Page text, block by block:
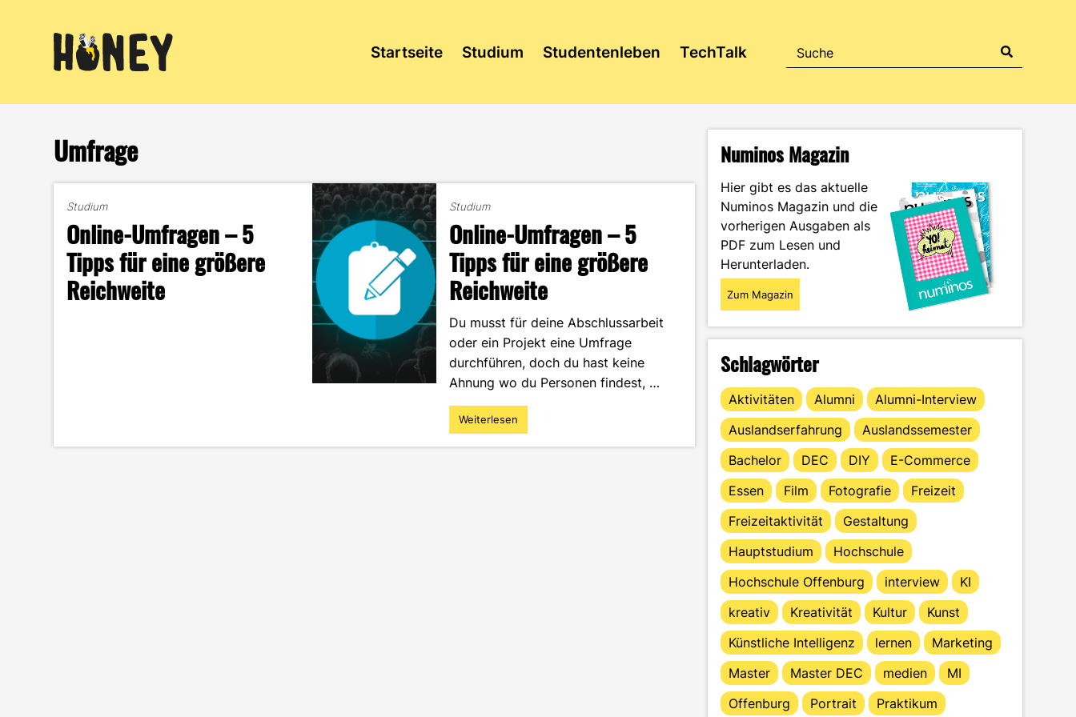
Startseite Studium Studentenleben TechTalk
Umfrage
Studium
Online-Umfragen – 5
Tipps für eine größere
Reichweite
Studium
Online-Umfragen – 5
Tipps für eine größere
Reichweite
Du musst für deine Abschlussarbeit
oder ein Projekt eine Umfrage
durchführen, doch du hast keine
Ahnung wo du Personen findest, …
"Online-
Umfragen
Weiterlesen
Numinos Magazin
Hier gibt es das aktuelle
Numinos Magazin und die
vorherigen Ausgaben als
PDF zum Lesen und
Herunterladen.
Zum Magazin
Schlagwörter
Aktivitäten Alumni
Alumni-Interview
Auslandserfahrung
Auslandssemester
Bachelor
DEC DIY
E-Commerce
Essen
Film Fotografie
Freizeit
Freizeitaktivität
Gestaltung
Hauptstudium
Hochschule
Hochschule Offenburg
interview
KI
kreativ
Kreativität Kultur
Kunst
Künstliche Intelligenz
lernen
Marketing
Master
Master DEC medien
MI
Offenburg
Portrait
Praktikum